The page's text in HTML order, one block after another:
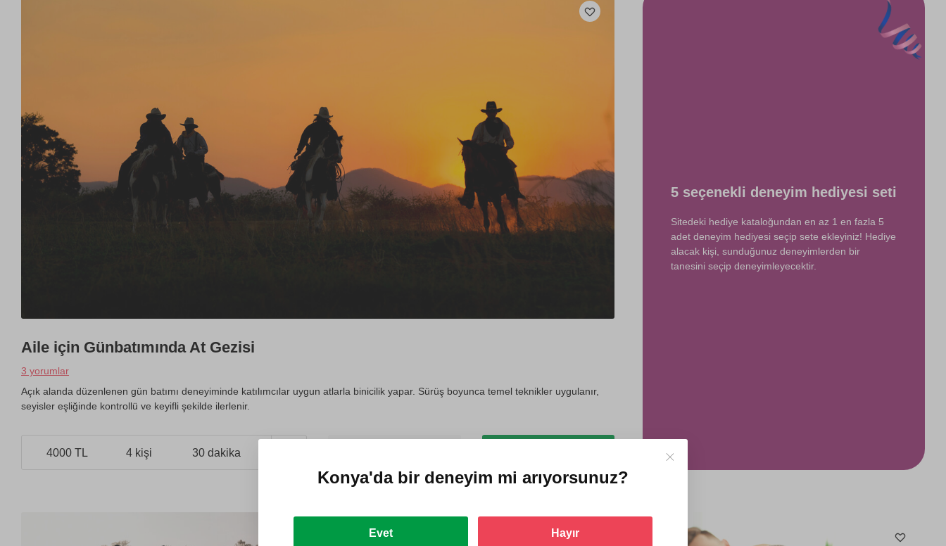
Aile için Günbatımında At Gezisi
3 yorumlar
Açık alanda düzenlenen gün batımı deneyiminde katılımcılar uygun atlarla binicilik yapar. Sürüş boyunca temel teknikler uygulanır,
seyisler eşliğinde kontrollü ve keyifli şekilde ilerlenir.
4000 TL 4 kişi 30 dakika
5 seçenekli deneyim hediyesi seti
Sitedeki hediye kataloğundan en az 1 en fazla 5
adet deneyim hediyesi seçip sete ekleyiniz! Hediye
alacak kişi, sunduğunuz deneyimlerden bir
tanesini seçip deneyimleyecektir.
Konya'dabir deneyim mi arıyorsunuz?
Evet Hayır